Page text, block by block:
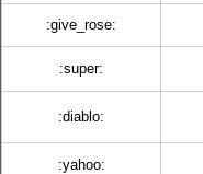
:give_rose:
:super:
:diablo:
:yahoo: